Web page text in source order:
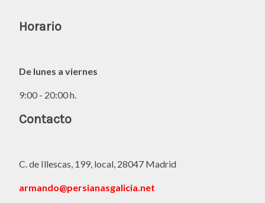
Horario
De lunes a viernes
9:00 - 20:00 h.
Contacto
C. de Illescas, 199, local, 28047 Madrid
armando@persianasgalicia.net